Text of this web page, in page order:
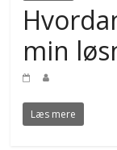
min
Læs mere